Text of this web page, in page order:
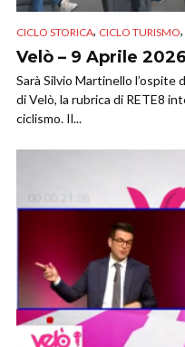
CICLO STORICA, CICLO TURISMO,
Velò – 9 Aprile 2026
Sarà Silvio Martinello l’ospite
di Velò, la rubrica di RETE8
ciclismo. Il...